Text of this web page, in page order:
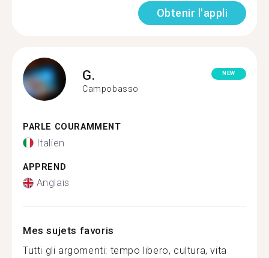
Obtenir l'appli
G.
Campobasso
NEW
PARLE COURAMMENT
Italien
APPREND
Anglais
Mes sujets favoris
Tutti gli argomenti: tempo libero, cultura, vita